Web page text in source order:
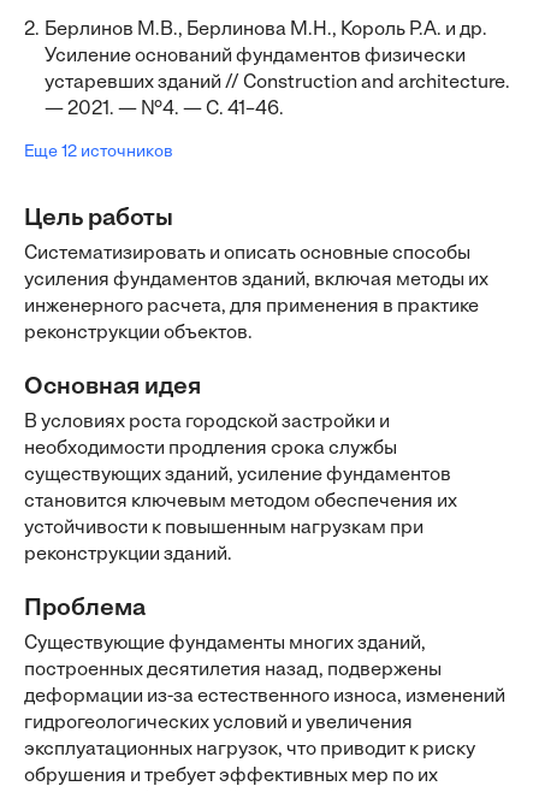
2. Берлинов М.В., Берлинова М.Н., Король Р.А. и др.
Усиление оснований фундаментов физически
устаревших зданий // Construction and architecture.
— 2021. — №4. — С. 41–46.
Еще 12 источников
Цель работы
Систематизировать и описать основные способы
усиления фундаментов зданий, включая методы их
инженерного расчета, для применения в практике
реконструкции объектов.
Основная идея
В условиях роста городской застройки и
необходимости продления срока службы
существующих зданий, усиление фундаментов
становится ключевым методом обеспечения их
устойчивости к повышенным нагрузкам при
реконструкции зданий.
Проблема
Существующие фундаменты многих зданий,
построенных десятилетия назад, подвержены
деформации из-за естественного износа, изменений
гидрогеологических условий и увеличения
эксплуатационных нагрузок, что приводит к риску
обрушения и требует эффективных мер по их